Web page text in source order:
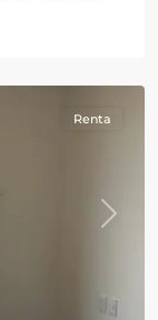
Next
Renta